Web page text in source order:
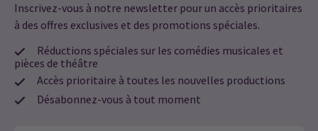
Inscrivez-vous à notre newsletter pour un accès prioritaires
à des offres exclusives et des promotions spéciales.
Réductions spéciales sur les comédies musicales et
pièces de théâtre
Accès prioritaire à toutes les nouvelles productions
Désabonnez-vous à tout moment